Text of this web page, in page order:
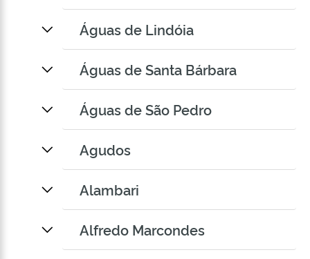
Águas de Lindóia
Águas de Santa Bárbara
Águas de São Pedro
Agudos
Alambari
Alfredo Marcondes